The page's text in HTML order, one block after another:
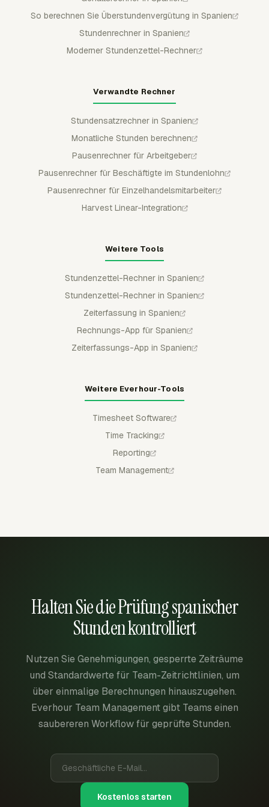
So berechnen Sie Überstundenvergütung in Spanien
Stundenrechner in Spanien
Moderner Stundenzettel-Rechner
Verwandte Rechner
Stundensatzrechner in Spanien
Monatliche Stunden berechnen
Pausenrechner für Arbeitgeber
Pausenrechner für Beschäftigte im Stundenlohn
Pausenrechner für Einzelhandelsmitarbeiter
Harvest Linear-Integration
Weitere Tools
Stundenzettel-Rechner in Spanien
Stundenzettel-Rechner in Spanien
Zeiterfassung in Spanien
Rechnungs-App für Spanien
Zeiterfassungs-App in Spanien
Weitere Everhour-Tools
Timesheet Software
Time Tracking
Reporting
Team Management
Halten Sie die Prüfung spanischer
Stunden kontrolliert
Nutzen Sie Genehmigungen, gesperrte Zeiträume
und Standardwerte für Team-Zeitrichtlinien, um
über einmalige Berechnungen hinauszugehen.
Everhour Team Management gibt Teams einen
saubereren Workflow für geprüfte Stunden.
Kostenlos starten